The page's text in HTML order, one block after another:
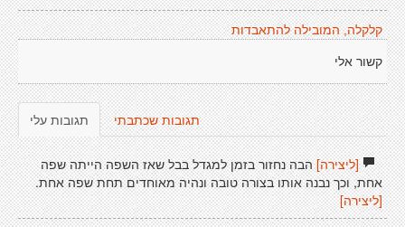
קלקלה, המובילה להתאבדות
קשור אלי
תגובות עלי תגובות שכתבתי
[ליצירה]הבה נחזור בזמן למגדל בבל שאז השפה הייתה שפה
אחת, וכך נבנה אותו בצורה טובה ונהיה מאוחדים תחת שפה אחת.
[ליצירה]